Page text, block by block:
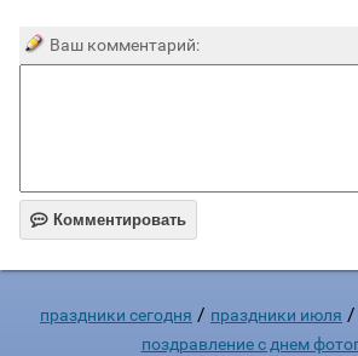
Ваш комментарий:
 Комментировать
праздники сегодня / праздники июля /
поздравление с днем